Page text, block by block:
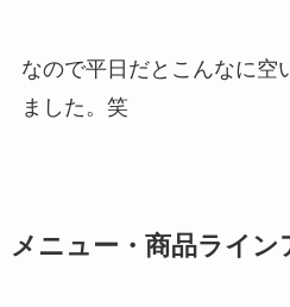
なので平日だとこんなに空
ました。笑
メニュー・商品ライン